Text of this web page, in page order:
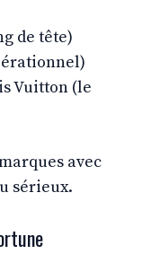
de tête)
Vuitton (le
avec
sérieux.